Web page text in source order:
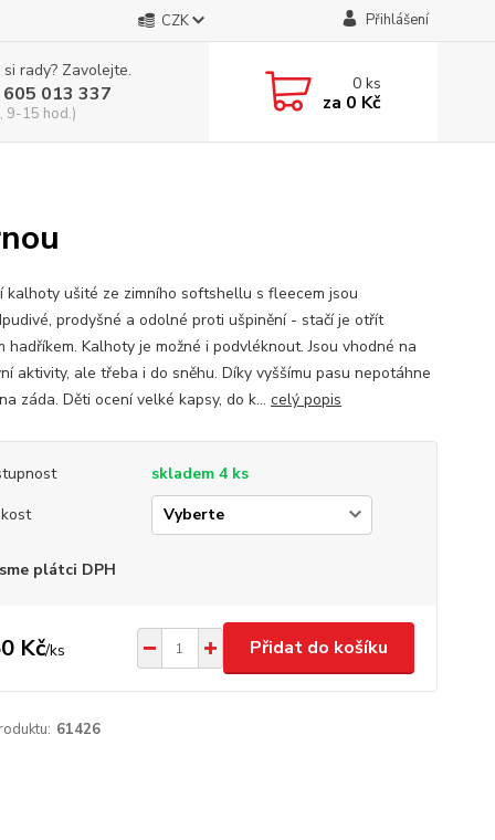
CZK Přihlášení
rady? Zavolejte.
013 337
9-15 hod.)
0ks
za 0 Kč
kalhoty ušité ze zimního softshellu s fleecem jsou
prodyšné a odolné proti ušpinění - stačí je otřít
hadříkem. Kalhoty je možné i podvléknout. Jsou vhodné na
aktivity, ale třeba i do sněhu. Díky vyššímu pasu nepotáhne
záda. Děti ocení velké kapsy, do k... celý popis
skladem 4 ks
plátci DPH
Kč/ks Přidat do košíku
61426